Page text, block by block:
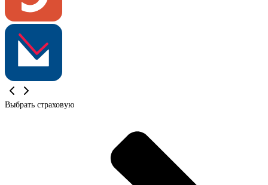
Выбрать страховую